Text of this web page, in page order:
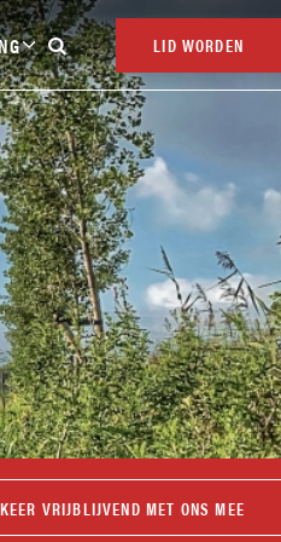
 LID WORDEN
VRIJBLIJVEND MET ONS MEE